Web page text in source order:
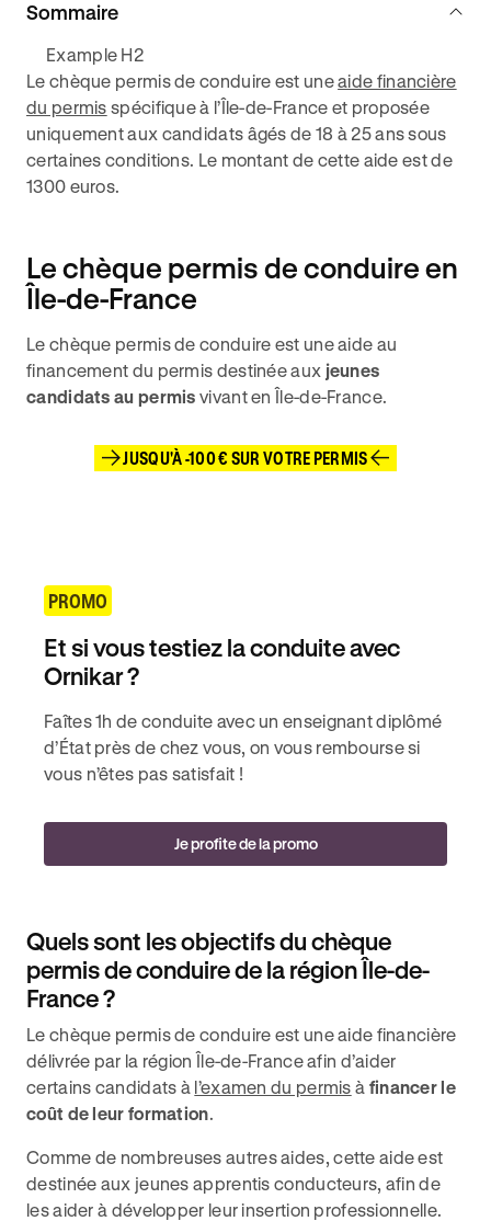
Sommaire
Example H2
Le chèque permis de conduire est uneaide financière
du permis spécifique à l’Île-de-France et proposée
uniquement aux candidats âgés de 18 à 25 ans sous
certaines conditions. Le montant de cette aide est de
1300 euros.
Le chèque permis de conduire en
Île-de-France
Le chèque permis de conduire est une aide au
financement du permis destinée aux jeunes
candidats au permis vivant en Île-de-France.
JUSQU'À -100 € SUR VOTRE PERMIS
PROMO
Et si vous testiez la conduite avec
Ornikar ?
Faîtes 1h de conduite avec un enseignant diplômé
d’État près de chez vous, on vous rembourse si
vous n’êtes pas satisfait !
Je profite de la promo
Quels sont les objectifs du chèque
permis de conduire de la région Île-de-
France ?
Le chèque permis de conduire est une aide financière
délivrée par la région Île-de-France afin d’aider
certains candidats à l’examen du permis à financer le
coût de leur formation.
Comme de nombreuses autres aides, cette aide est
destinée aux jeunes apprentis conducteurs, afin de
les aider à développer leur insertion professionnelle.